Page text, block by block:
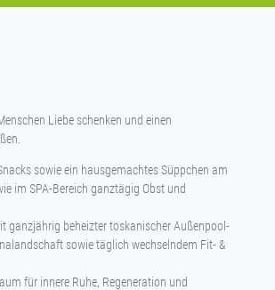
Liebe schenken und einen
sowie ein hausgemachtes Süppchen am
im SPA-Bereich ganztägig Obst und
ganzjährig beheizter toskanischer Außenpool-
sowie täglich wechselndem Fit- &
für innere Ruhe, Regeneration und